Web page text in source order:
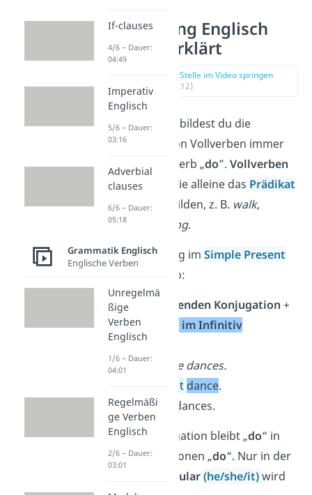
Verneinung Englisch
einfach erklärt
zur Stelle im Video springen
(00:12)
Im Englischen bildest du die
Verneinung von Vollverben immer
mit dem Hilfsverb „do”. Vollverben
sind Verben, die alleine das Prädikat
eines Satzes bilden, z. B. walk,
dance
sing.
Die Verneinung im Simple Present
funktioniert so:
doin der passenden Konjugation +
not+Vollverb imInfinitiv
(Grundform)
→ Beispiel:
She dances.
not dance.
✗Shedonot
dances.
Bei der Konjugation bleibt „do“ in
fast allen Personen „do“. Nur in der
3. Person Singular (he/she/it)wird
If-clauses
4/6 – Dauer:
04:49
Imperativ
Englisch
5/6 – Dauer:
03:16
Adverbial
clauses
6/6 – Dauer:
05:18
Grammatik Englisch
Englische Verben
Unregelmä
ßige
Verben
Englisch
1/6 – Dauer:
04:01
Regelmäßi
ge Verben
Englisch
2/6 – Dauer:
03:01